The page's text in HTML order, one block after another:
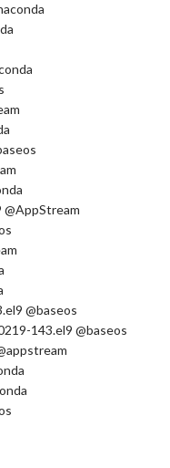
@baseos
143.el9 @baseos